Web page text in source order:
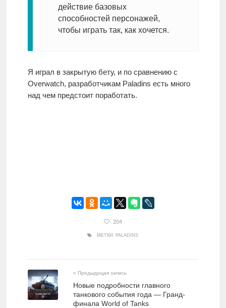
действие базовых
способностей персонажей,
чтобы играть так, как хочется.
Я играл в закрытую бету, и по сравнению с
Overwatch, разработчикам Paladins есть много
над чем предстоит поработать.
204
МЕТКИ: PALADINS
« Предыдущая запись
Новые подробности главного
танкового события года — Гранд-
финала World of Tanks